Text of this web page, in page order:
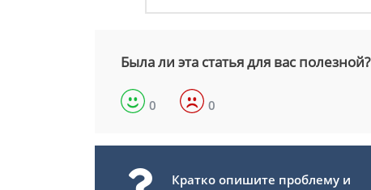
Была ли эта статья для вас полезной?
0 0
Кратко опишите проблему и